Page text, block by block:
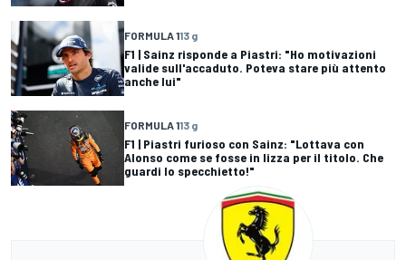
FORMULA 113 g
F1 | Sainz risponde a Piastri: "Ho motivazioni
valide sull'accaduto. Poteva stare più attento
anche lui"
FORMULA 113 g
F1 | Piastri furioso con Sainz: "Lottava con
Alonso come se fosse in lizza per il titolo. Che
guardi lo specchietto!"